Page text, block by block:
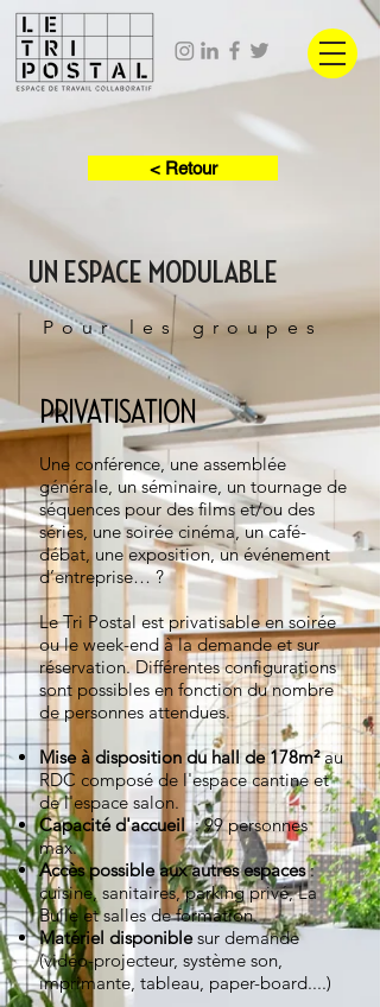
< Retour
UN ESPACE MODULABLE
Pour les groupes
PRIVATISATION
Une conférence, une assemblée
générale, un séminaire, un tournage de
séquences pour des films et/ou des
séries, une soirée cinéma, un café-
débat, une exposition, un événement
d’entreprise… ?
Le Tri Postal est privatisable en soirée
ou le week-end à la demande et sur
réservation. Différentes configurations
sont possibles en fonction du nombre
de personnes attendues.
Mise à disposition du hall de 178m²au
RDC composé de l'espace cantine et
de l'espace salon.
Capacité d'accueil: 99 personnes
max.
Accès possible aux autres espaces:
cuisine, sanitaires, parking privé, La
Bulle et salles de formation.
Matériel disponiblesur demande
(vidéo-projecteur, système son,
imprimante, tableau, paper-board....)